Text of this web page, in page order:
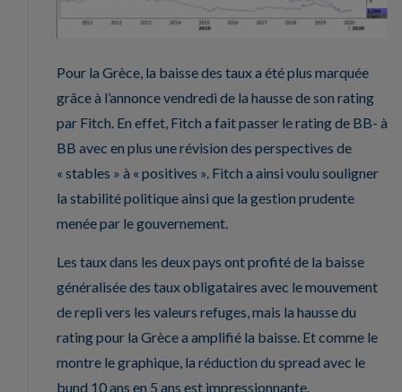
Pour la Grèce, la baisse des taux a été plus marquée
grâce à l’annonce vendredi de la hausse de son rating
par Fitch. En effet, Fitch a fait passer le rating de BB- à
BB avec en plus une révision des perspectives de
« stables » à « positives ». Fitch a ainsi voulu souligner
la stabilité politique ainsi que la gestion prudente
menée par le gouvernement.
Les taux dans les deux pays ont profité de la baisse
généralisée des taux obligataires avec le mouvement
de repli vers les valeurs refuges, mais la hausse du
rating pour la Grèce a amplifié la baisse. Et comme le
montre le graphique, la réduction du spread avec le
bund 10 ans en 5 ans est impressionnante.